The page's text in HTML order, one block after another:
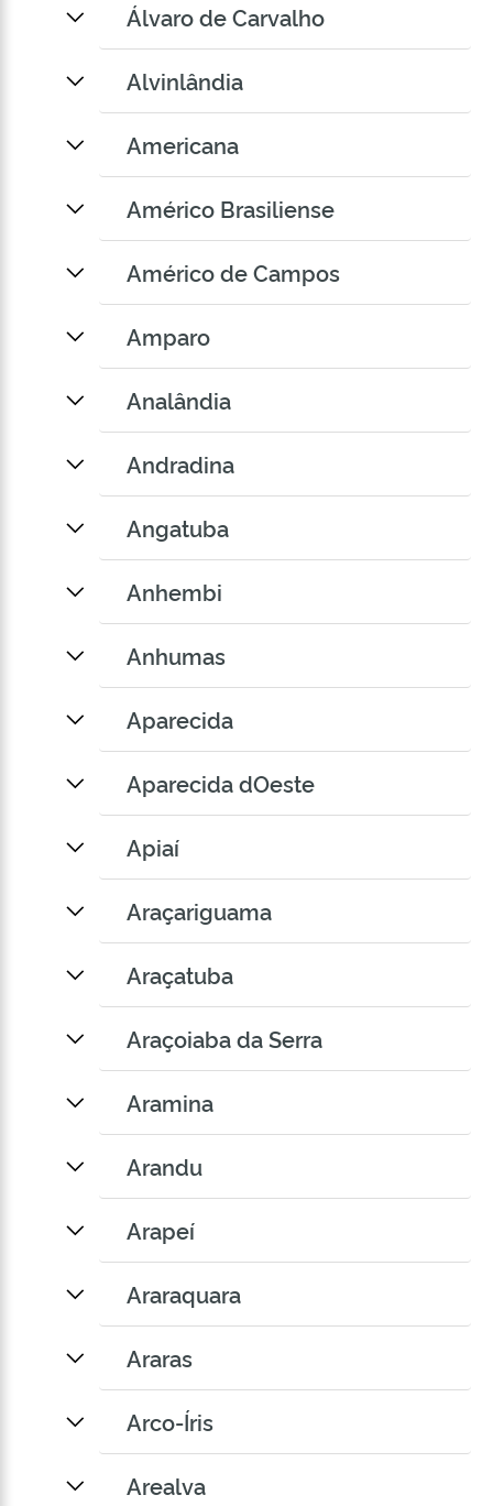
Álvaro de Carvalho
Alvinlândia
Americana
Américo Brasiliense
Américo de Campos
Amparo
Analândia
Andradina
Angatuba
Anhembi
Anhumas
Aparecida
Aparecida dOeste
Apiaí
Araçariguama
Araçatuba
Araçoiaba da Serra
Aramina
Arandu
Arapeí
Araraquara
Araras
Arco-Íris
Arealva